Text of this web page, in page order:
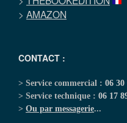
> AMAZON
CONTACT :
> Service commercial : 06 30
> Service technique : 06 17
> Ou par messagerie...